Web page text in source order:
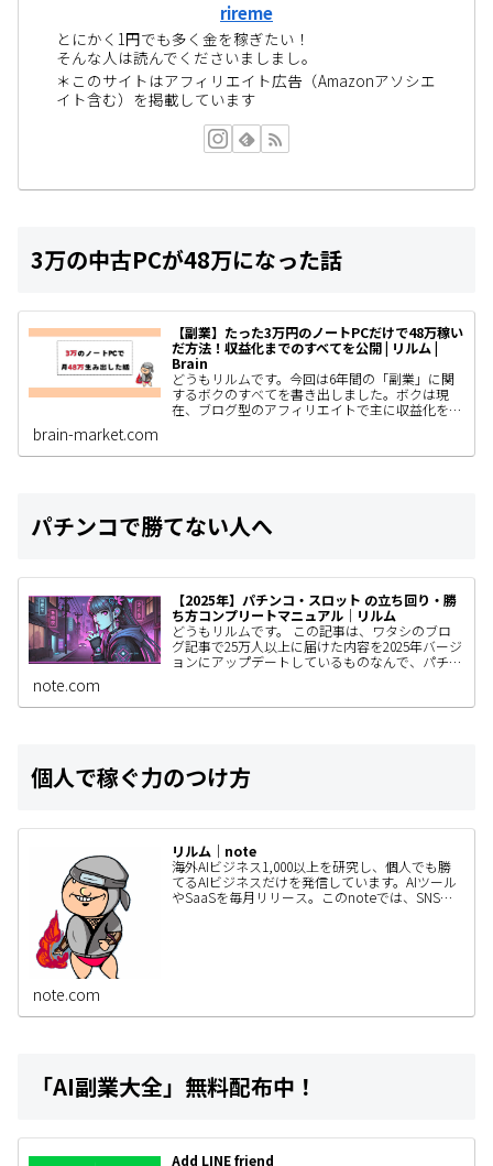
rireme
とにかく1円でも多く金を稼ぎたい！
そんな人は読んでくださいましまし。
＊このサイトはアフィリエイト広告（Amazonアソシエ
イト含む）を掲載しています
3万の中古PCが48万になった話
【副業】たった3万円のノートPCだけで48万稼い
だ方法！収益化までのすべてを公開 | リルム |
Brain
どうもリルムです。今回は6年間の「副業」に関
するボクのすべてを書き出しました。ボクは現
在、ブログ型のアフィリエイトで主に収益化をし
brain-market.com
パチンコで勝てない人へ
【2025年】パチンコ・スロット の立ち回り・勝
ち方コンプリートマニュアル｜リルム
どうもリルムです。 この記事は、ワタシのブロ
グ記事で25万人以上に届けた内容を2025年バージ
ョンにアップデートしているものなんで、パチン
note.com
個人で稼ぐ力のつけ方
リルム｜note
海外AIビジネス1,000以上を研究し、個人でも勝
てるAIビジネスだけを発信しています。AIツール
やSaaSを毎月リリース。このnoteでは、SNSで
note.com
「AI副業大全」無料配布中！
Add LINE friend